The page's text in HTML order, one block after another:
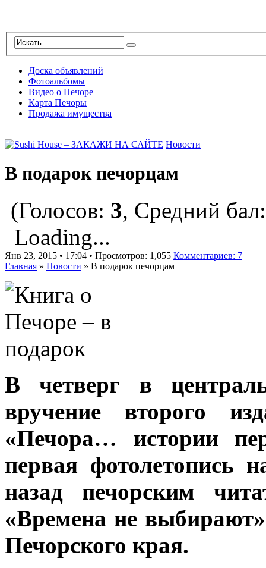
Доска объявлений
Фотоальбомы
Видео о Печоре
Карта Печоры
Продажа имущества
Новости
В подарок печорцам
(Голосов: 3, Средний
Loading...
Янв 23, 2015 • 17:04 • Просмотров: 1,055 Комментариев: 7
Главная » Новости » В подарок печорцам
В четверг в
вручение второго
«Печора… истории
первая фотолетопись
назад печорским
«Времена не выбирают»
Печорского края.